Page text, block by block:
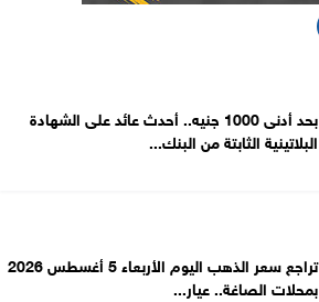
بحد أدنى 1000 جنيه.. أحدث عائد على الشهادة
البلاتينية الثابتة من البنك...
تراجع سعر الذهب اليوم الأربعاء 5 أغسطس 2026
بمحلات الصاغة.. عيار...